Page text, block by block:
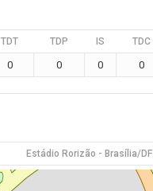
TDT TDP IS TDC
0 0 0 0
Estádio Rorizão - Brasília/DF